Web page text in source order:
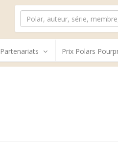
Partenariats Prix Polars